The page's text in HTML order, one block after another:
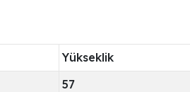
Yükseklik
57